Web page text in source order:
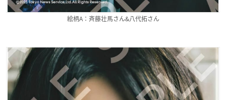
絵柄A：斉藤壮馬さん&八代拓さん